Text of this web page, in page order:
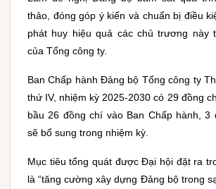
thảo, đóng góp ý kiến và chuẩn bị điều
phát huy hiệu quả các chủ trương này
của Tổng công ty.
Ban Chấp hành Đảng bộ Tổng công ty
thứ IV, nhiệm kỳ 2025-2030 có 29 đồng
bầu 26 đồng chí vào Ban Chấp hành, 3
sẽ bổ sung trong nhiệm kỳ.
Mục tiêu tổng quát được Đại hội đặt ra
là “tăng cường xây dựng Đảng bộ trong